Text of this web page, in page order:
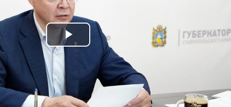
Play
Video